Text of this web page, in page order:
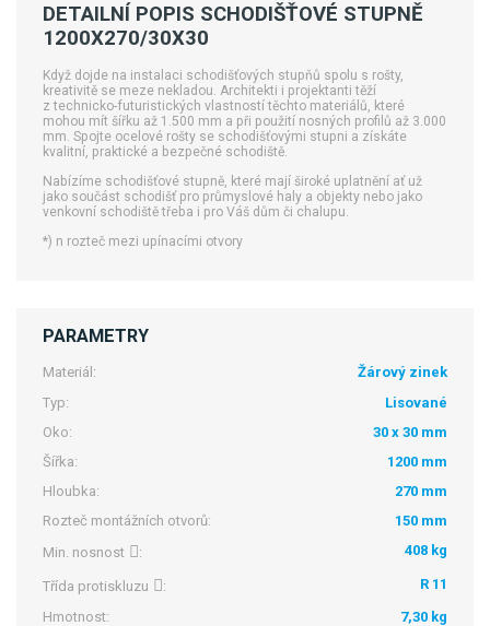
DETAILNÍ POPIS SCHODIŠŤOVÉ STUPNĚ
1200X270/30X30
Když dojde na instalaci schodišťových stupňů spolu s rošty,
kreativitě se meze nekladou. Architekti i projektanti těží
z technicko-futuristických vlastností těchto materiálů, které
mohou mít šířku až 1.500 mm a při použití nosných profilů až 3.000
mm. Spojte ocelové rošty se schodišťovými stupni a získáte
kvalitní, praktické a bezpečné schodiště.
Nabízíme schodišťové stupně, které mají široké uplatnění ať už
jako součást schodišť pro průmyslové haly a objekty nebo jako
venkovní schodiště třeba i pro Váš dům či chalupu.
*) n rozteč mezi upínacími otvory
PARAMETRY
Materiál:
Žárový zinek
Typ:
Lisované
Oko:
30 x 30 mm
Šířka:
1200 mm
Hloubka:
270 mm
Rozteč montážních otvorů:
150 mm
Min. nosnost
: 408 kg
Třída protiskluzu : R 11
Hmotnost: 7,30 kg